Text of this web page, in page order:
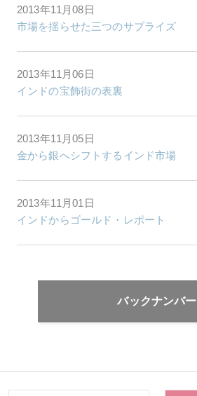
2013年11月08日
市場を揺らせた三つのサプライズ
2013年11月06日
インドの宝飾街の表裏
2013年11月05日
金から銀へシフトするインド市場
2013年11月01日
インドからゴールド・レポート
バックナンバー